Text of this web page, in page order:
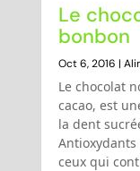
Le
bonbon
Oct 6, 2016 |
Le chocolat
cacao, est
la dent
ceux qui